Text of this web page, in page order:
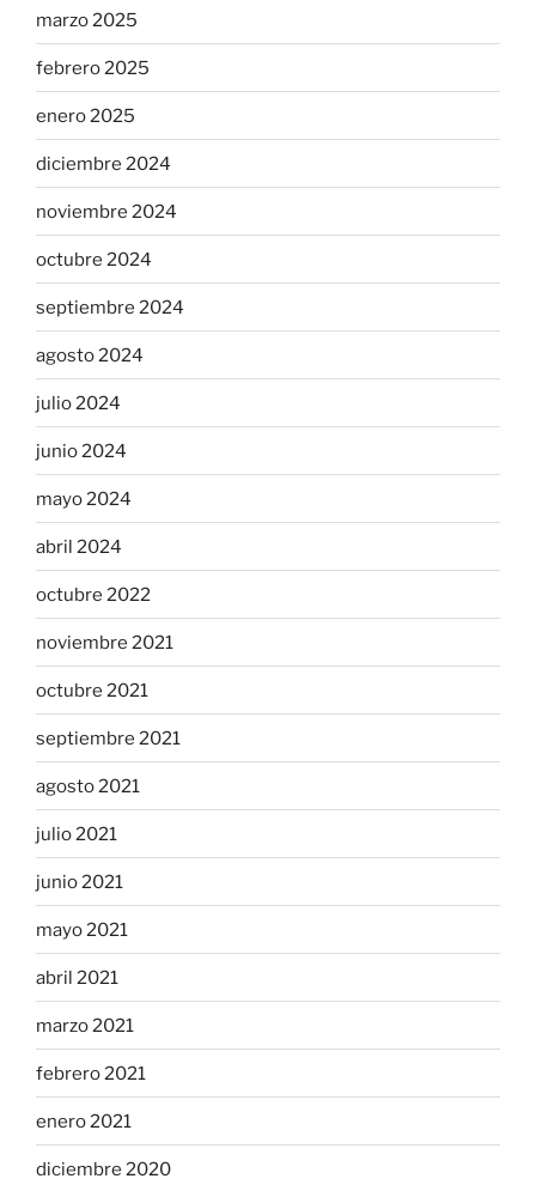
marzo 2025
febrero 2025
enero 2025
diciembre 2024
noviembre 2024
octubre 2024
septiembre 2024
agosto 2024
julio 2024
junio 2024
mayo 2024
abril 2024
octubre 2022
noviembre 2021
octubre 2021
septiembre 2021
agosto 2021
julio 2021
junio 2021
mayo 2021
abril 2021
marzo 2021
febrero 2021
enero 2021
diciembre 2020